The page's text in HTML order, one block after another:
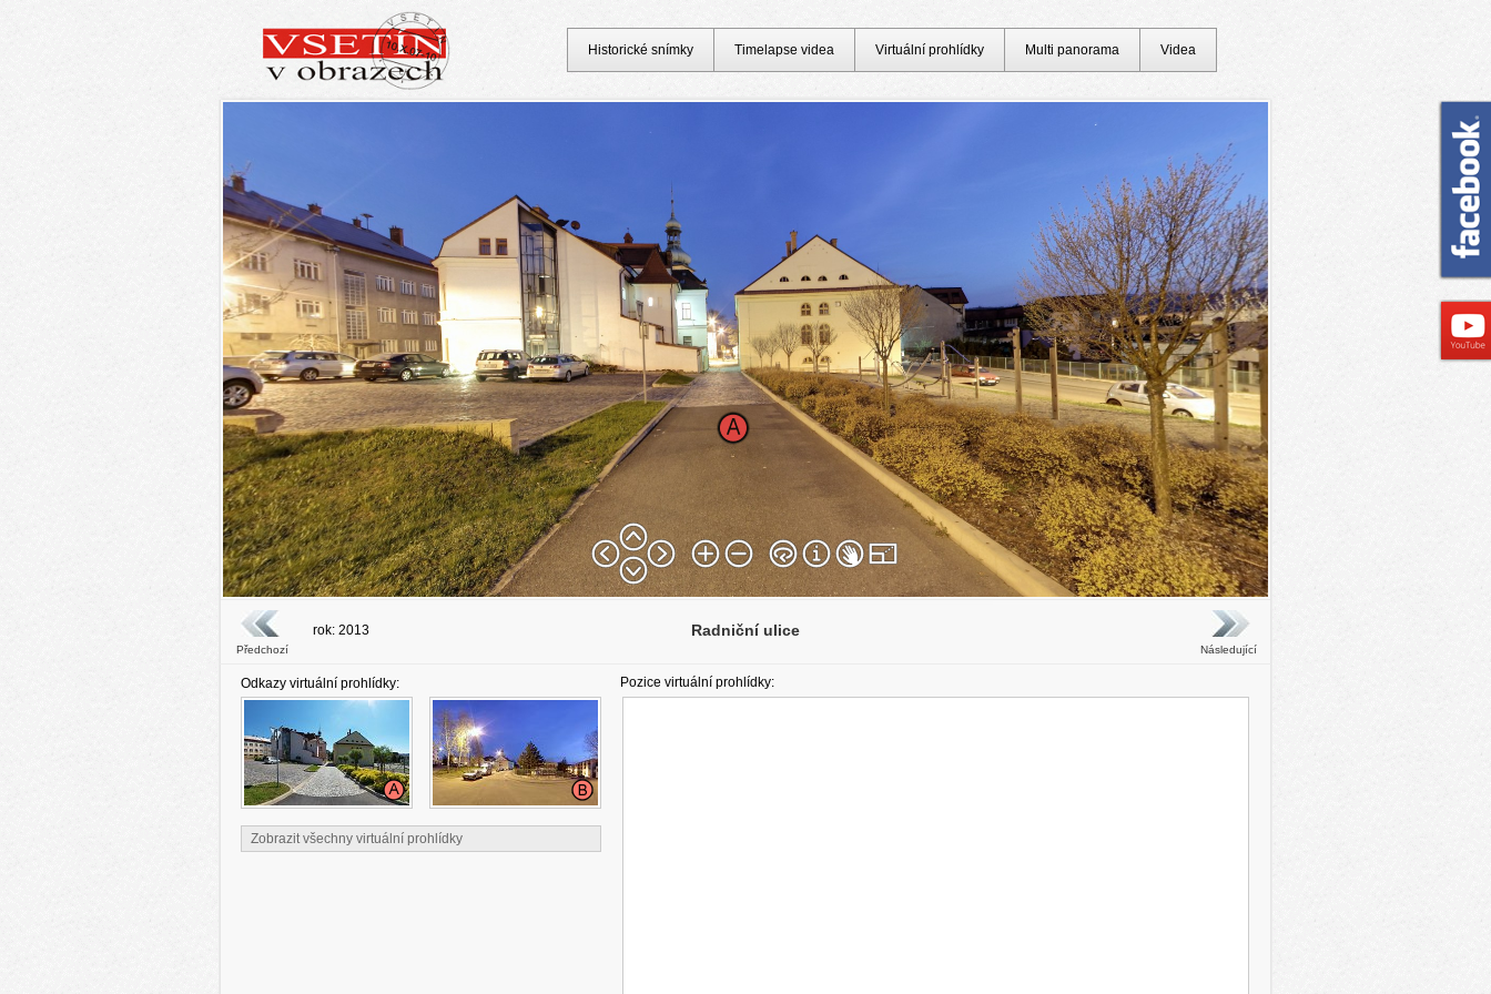
Předchozí
rok: 2013 Radniční ulice
Následující
Odkazy virtuální prohlídky: Pozice virtuální prohlídky:
Zobrazit všechny virtuální prohlídky
Historické snímky Timelapse videa Virtuální prohlídky Multi panorama Videa